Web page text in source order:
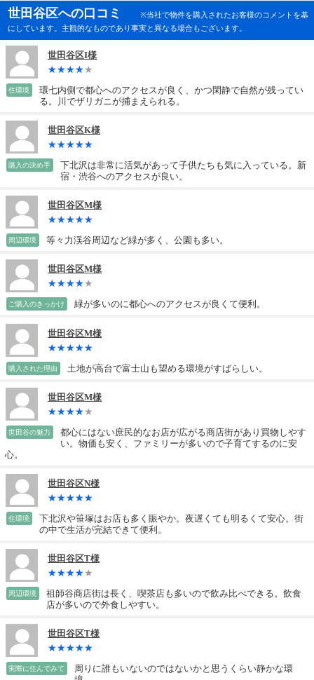
世田谷区への口コミ
※当社で物件を購入されたお客様のコメントを基
にしています。主観的なものであり事実と異なる場合もございます。
世田谷区I様
住環境
環七内側で都心へのアクセスが良く、かつ閑静で自然が残ってい
る。川でザリガニが捕まえられる。
世田谷区K様
購入の決め手
下北沢は非常に活気があって子供たちも気に入っている。新
宿・渋谷へのアクセスが良い。
世田谷区M様
周辺環境 等々力渓谷周辺など緑が多く、公園も多い。
世田谷区M様
ご購入のきっかけ 緑が多いのに都心へのアクセスが良くて便利。
世田谷区M様
購入された理由 土地が高台で富士山も望める環境がすばらしい。
世田谷区M様
世田谷の魅力
都心にはない庶民的なお店が広がる商店街があり買物しやす
い。物価も安く、ファミリーが多いので子育てするのに安
心。
世田谷区N様
住環境
下北沢や笹塚はお店も多く賑やか。夜遅くても明るくて安心。街
の中で生活が完結できて便利。
世田谷区T様
周辺環境
祖師谷商店街は長く、喫茶店も多いので飲み比べできる。飲食
店が多いので外食しやすい。
世田谷区T様
実際に住んでみて
周りに誰もいないのではないかと思うくらい静かな環